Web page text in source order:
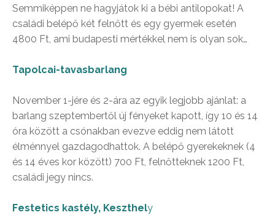
Semmiképpen ne hagyjátok ki a bébi antilopokat! A
családi belépő két felnőtt és egy gyermek esetén
4800 Ft, ami budapesti mértékkel nem is olyan sok…
Tapolcai-tavasbarlang
November 1-jére és 2-ára az egyik legjobb ajánlat: a
barlang szeptembertől új fényeket kapott, így 10 és 14
óra között a csónakban evezve eddig nem látott
élménnyel gazdagodhattok. A belépő gyerekeknek (4
és 14 éves kor között) 700 Ft, felnőtteknek 1200 Ft,
családi jegy nincs.
Festetics kastély, Keszthely